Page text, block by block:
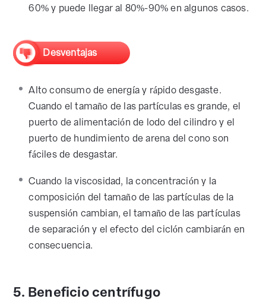
60% y puede llegar al 80%-90% en algunos casos.
Desventajas
Alto consumo de energía y rápido desgaste.
Cuando el tamaño de las partículas es grande, el
puerto de alimentación de lodo del cilindro y el
puerto de hundimiento de arena del cono son
fáciles de desgastar.
Cuando la viscosidad, la concentración y la
composición del tamaño de las partículas de la
suspensión cambian, el tamaño de las partículas
de separación y el efecto del ciclón cambiarán en
consecuencia.
5. Beneficio centrífugo